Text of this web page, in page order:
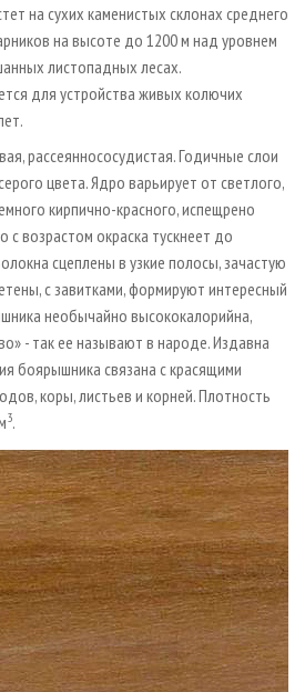
на сухих каменистых склонах среднего
на высоте до 1200 м над уровнем
листопадных лесах.
для устройства живых колючих
рассеяннососудистая. Годичные слои
цвета. Ядро варьирует от светлого,
кирпично­-красного, испещрено
возрастом окраска тускнеет до
сцеплены в узкие полосы, зачастую
с завитками, формируют интересный
необычайно высококалорийна,
- так ее называют в народе. Издавна
боярышника связана с красящими
коры, листьев и корней. Плотность
3.